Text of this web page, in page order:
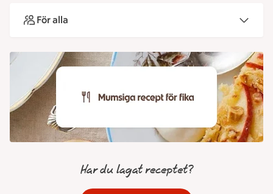
För alla
Har du lagat receptet?